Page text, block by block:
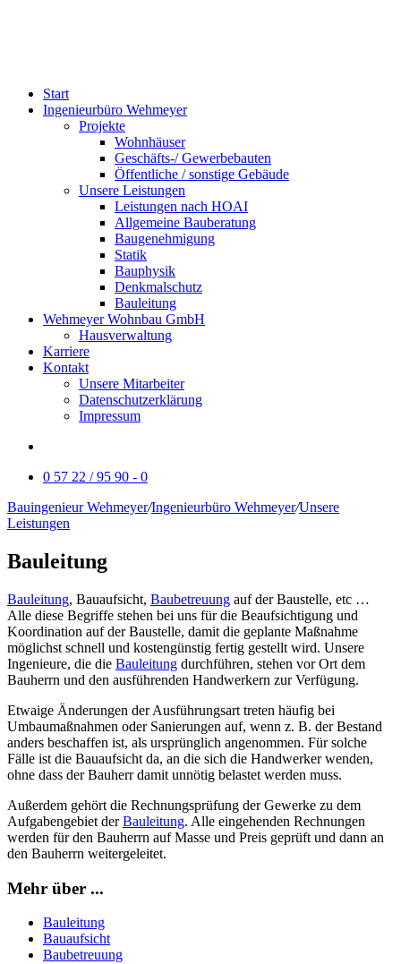
Start
Ingenieurbüro Wehmeyer
Projekte
Wohnhäuser
Geschäfts-/ Gewerbebauten
Öffentliche / sonstige Gebäude
Unsere Leistungen
Leistungen nach HOAI
Allgemeine Bauberatung
Baugenehmigung
Statik
Bauphysik
Denkmalschutz
Bauleitung
Wehmeyer Wohnbau GmbH
Hausverwaltung
Karriere
Kontakt
Unsere Mitarbeiter
Datenschutzerklärung
Impressum
0 57 22 / 95 90 - 0
Bauingenieur Wehmeyer/Ingenieurbüro Wehmeyer/Unsere
Leistungen
Bauleitung
Bauleitung, Bauaufsicht, Baubetreuung auf der Baustelle, etc …
Alle diese Begriffe stehen bei uns für die Beaufsichtigung und
Koordination auf der Baustelle, damit die geplante Maßnahme
möglichst schnell und kostengünstig fertig gestellt wird. Unsere
Ingenieure, die die Bauleitung durchführen, stehen vor Ort dem
Bauherrn und den ausführenden Handwerkern zur Verfügung.
Etwaige Änderungen der Ausführungsart treten häufig bei
Umbaumaßnahmen oder Sanierungen auf, wenn z. B. der Bestand
anders beschaffen ist, als ursprünglich angenommen. Für solche
Fälle ist die Bauaufsicht da, an die sich die Handwerker wenden,
ohne dass der Bauherr damit unnötig belastet werden muss.
Außerdem gehört die Rechnungsprüfung der Gewerke zu dem
Aufgabengebiet derBauleitung. Alle eingehenden Rechnungen
werden für den Bauherrn auf Masse und Preis geprüft und dann an
den Bauherrn weitergeleitet.
Mehr über ...
Bauleitung
Bauaufsicht
Baubetreuung